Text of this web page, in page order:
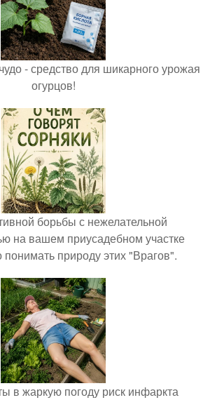
- средство для шикарного урожая
огурцов!
борьбы с нежелательной
на вашем приусадебном участке
природу этих "Врагов".
в жаркую погоду риск инфаркта